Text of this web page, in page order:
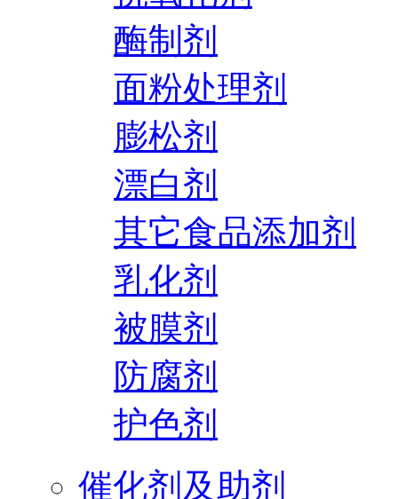
酶制剂
面粉处理剂
膨松剂
漂白剂
其它食品添加剂
乳化剂
被膜剂
防腐剂
护色剂
催化剂及助剂